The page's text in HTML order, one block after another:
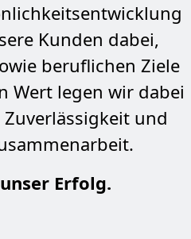
Kunden dabei,
beruflichen Ziele
Wert legen wir dabei
und
Erfolg.